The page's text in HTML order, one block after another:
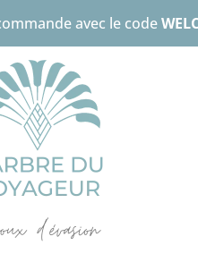
avec le code